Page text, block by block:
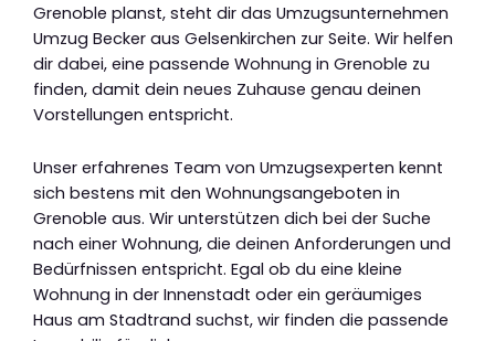
Grenoble planst, steht dir das Umzugsunternehmen
Umzug Becker aus Gelsenkirchen zur Seite. Wir helfen
dir dabei, eine passende Wohnung in Grenoble zu
finden, damit dein neues Zuhause genau deinen
Vorstellungen entspricht.
Unser erfahrenes Team von Umzugsexperten kennt
sich bestens mit den Wohnungsangeboten in
Grenoble aus. Wir unterstützen dich bei der Suche
nach einer Wohnung, die deinen Anforderungen und
Bedürfnissen entspricht. Egal ob du eine kleine
Wohnung in der Innenstadt oder ein geräumiges
Haus am Stadtrand suchst, wir finden die passende